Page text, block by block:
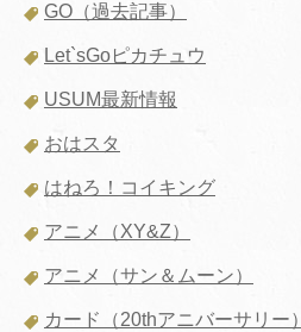
GO（過去記事）
Let`sGoピカチュウ
USUM最新情報
おはスタ
はねろ！コイキング
アニメ（XY&Z）
アニメ（サン＆ムーン）
カード（20thアニバーサリー）